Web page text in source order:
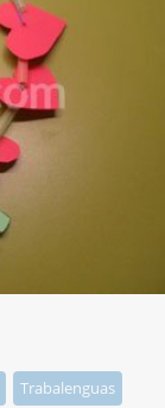
Trabalenguas